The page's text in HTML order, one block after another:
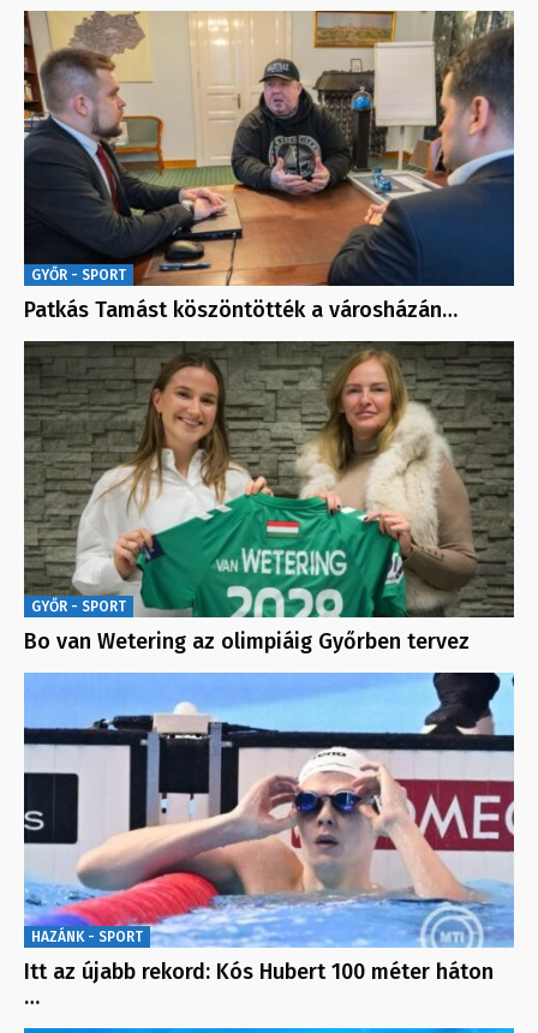
GYŐR - SPORT
Patkás Tamást köszöntötték a városházán…
GYŐR - SPORT
Bo van Wetering az olimpiáig Győrben tervez
HAZÁNK - SPORT
Itt az újabb rekord: Kós Hubert 100 méter háton
…